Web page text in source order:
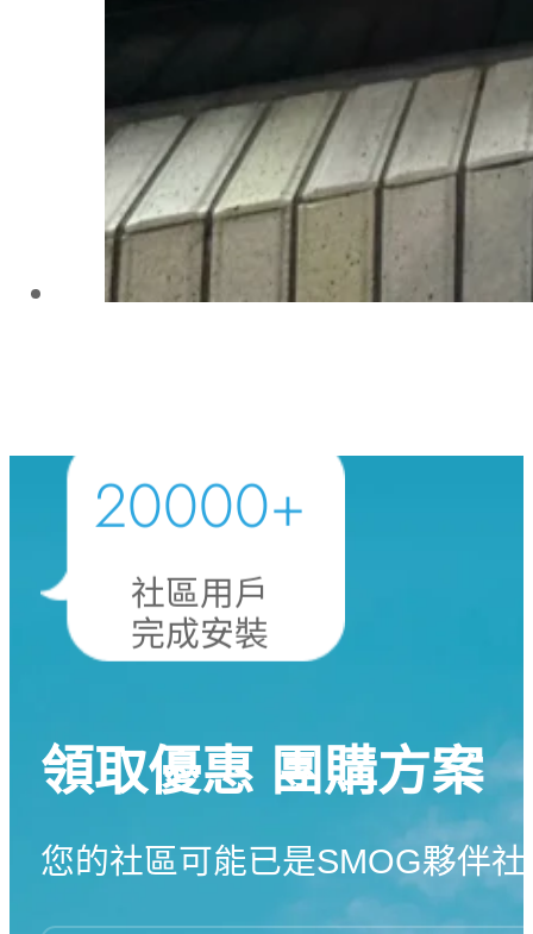
領取優惠 團購方案
您的社區可能已是SMOG夥伴
20000+
社區用戶
完成安裝